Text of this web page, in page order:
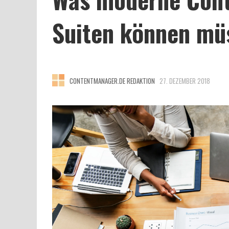
Suiten können
CONTENTMANAGER.DE REDAKTION 27. DEZEMBER 2018